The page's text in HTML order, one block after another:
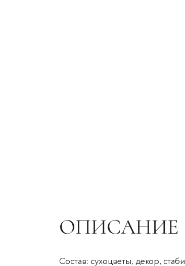
ОПИСАНИЕ
Состав: сухоцветы, декор,